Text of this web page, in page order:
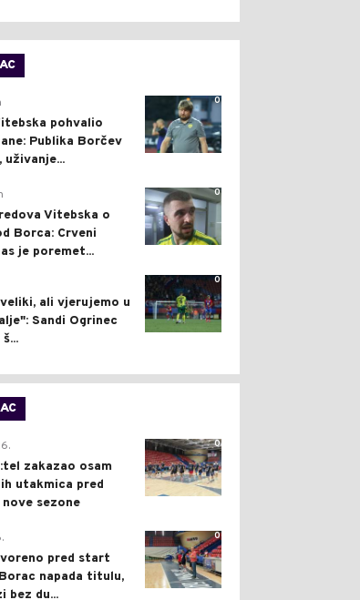
0
pohvalio
Publika Borčev
uživanje...
0
Vitebska o
Borca: Crveni
je poremet...
0
ali vjerujemo u
Sandi Ogrinec
0
zakazao osam
utakmica pred
sezone
0
pred start
napada titulu,
bez du...